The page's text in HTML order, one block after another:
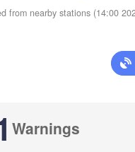
from nearby stations (14:00
Warnings